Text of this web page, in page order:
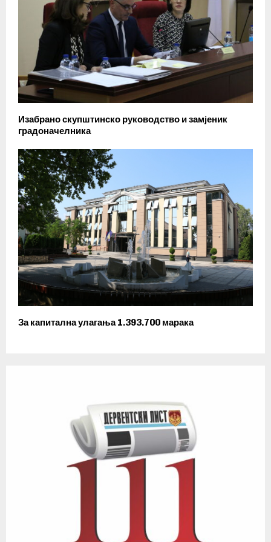
Изабрано скупштинско руководство и замјеник
градоначелника
За капитална улагања 1.393.700 марака